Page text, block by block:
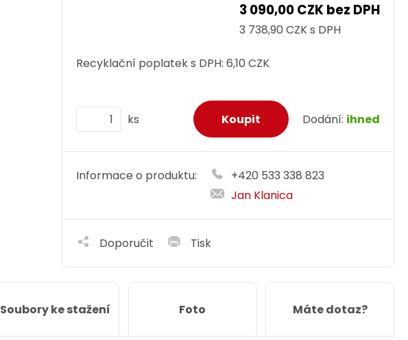
3 090,00 CZK bez DPH
3 738,90 CZK s DPH
Recyklační poplatek s DPH: 6,10 CZK
ks Dodání: ihned
Informace o produktu:
+420 533 338 823
Jan Klanica
Doporučit Tisk
Soubory ke stažení Foto Máte dotaz?